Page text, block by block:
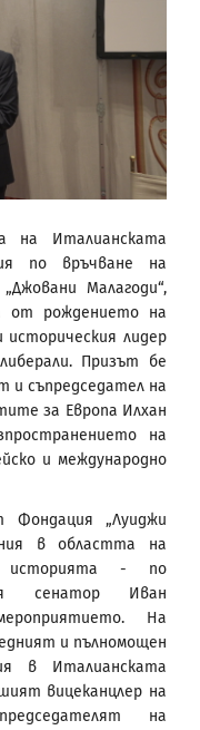
на Италианската
по връчване на
Малагоди“,
от рождението на
лидер
Призът бе
и съпредседател на
за Европа Илхан
на
и международно
Фондация „Луиджи
в областта на
историята - по
сенатор Иван
На
и пълномощен
в Италианската
вицеканцлер на
председателят на